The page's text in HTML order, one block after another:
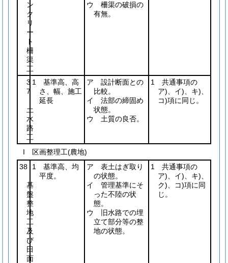
ン
ク
リ
ー
ト
柵
渠
工
ウ 柵渠の破損の
有無。
3
7
土
水
路
工
1 基準高、高
さ、幅、施工
延長
ア 設計断面との
比較。
イ 法部の締固め
状態。
ウ 土質の良否。
1 共通事項の
ア)、イ)、キ)、
コ)項に同じ。
I 区画整理工(農地)
38
基
盤
整
地
工
及
び
田
面
1 基準高、均
平度。
ア 表土はぎ取り
の状態。
イ 管理基準にそ
った不陸の状
態。
ウ 旧水路での埋
立て部分等の整
地の状態。
1 共通事項の
ア)、イ)、キ)、
ク)、コ)項に同
じ。